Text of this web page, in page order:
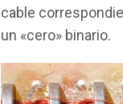
cable
un «cero» binario.